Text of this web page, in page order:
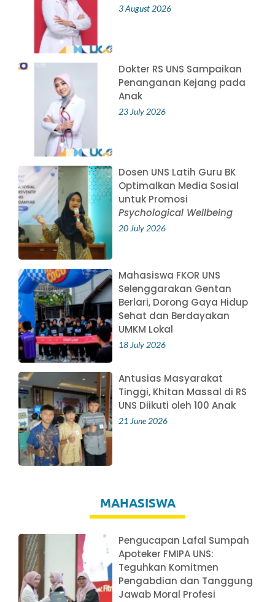
3 August 2026
Dokter RS UNS Sampaikan
Penanganan Kejang pada
Anak
23 July 2026
Dosen UNS Latih Guru BK
Optimalkan Media Sosial
untuk Promosi
Psychological Wellbeing
20 July 2026
Mahasiswa FKOR UNS
Selenggarakan Gentan
Berlari, Dorong Gaya Hidup
Sehat dan Berdayakan
UMKM Lokal
18 July 2026
Antusias Masyarakat
Tinggi, Khitan Massal di RS
UNS Diikuti oleh 100 Anak
21 June 2026
MAHASISWA
Pengucapan Lafal Sumpah
Apoteker FMIPA UNS:
Teguhkan Komitmen
Pengabdian dan Tanggung
Jawab Moral Profesi